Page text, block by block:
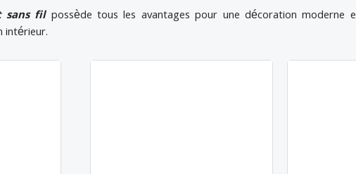
sans filpossède tous les avantages pour une décoration moderne
intérieur.